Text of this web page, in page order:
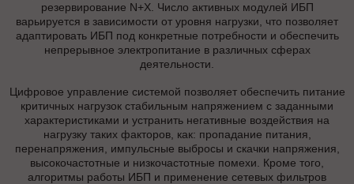
резервирование N+X. Число активных модулей ИБП
варьируется в зависимости от уровня нагрузки, что позволяет
адаптировать ИБП под конкретные потребности и обеспечить
непрерывное электропитание в различных сферах
деятельности.
Цифровое управление системой позволяет обеспечить питание
критичных нагрузок стабильным напряжением с заданными
характеристиками и устранить негативные воздействия на
нагрузку таких факторов, как: пропадание питания,
перенапряжения, импульсные выбросы и скачки напряжения,
высокочастотные и низкочастотные помехи. Кроме того,
алгоритмы работы ИБП и применение сетевых фильтров